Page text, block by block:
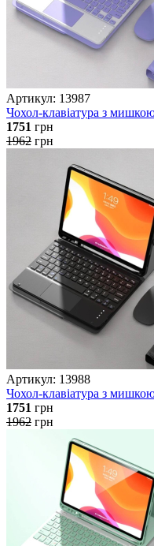
Артикул: 13987
Чохол-клавіатура з
1751 грн
1962 грн
Артикул: 13988
Чохол-клавіатура з
1751 грн
1962 грн